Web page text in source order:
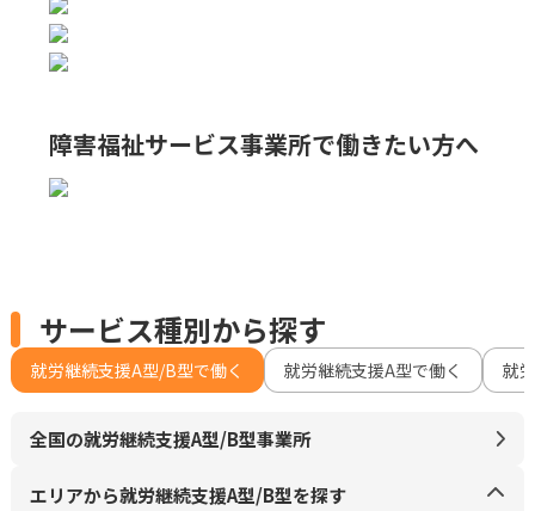
障害福祉サービス事業所で働きたい方へ
サービス種別から探す
就労継続支援A型/B型で働く 就労継続支援A型で働く 就
全国の就労継続支援A型/B型事業所
エリアから就労継続支援A型/B型を探す